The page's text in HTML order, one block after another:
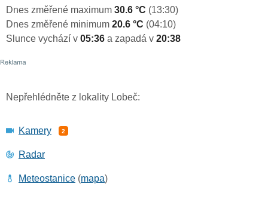
Dnes změřené maximum 30.6 °C (13:30)
Dnes změřené minimum 20.6 °C (04:10)
Slunce vychází v 05:36 a zapadá v 20:38
Nepřehlédněte z lokality Lobeč:
Kamery 2
Radar
Meteostanice (mapa)